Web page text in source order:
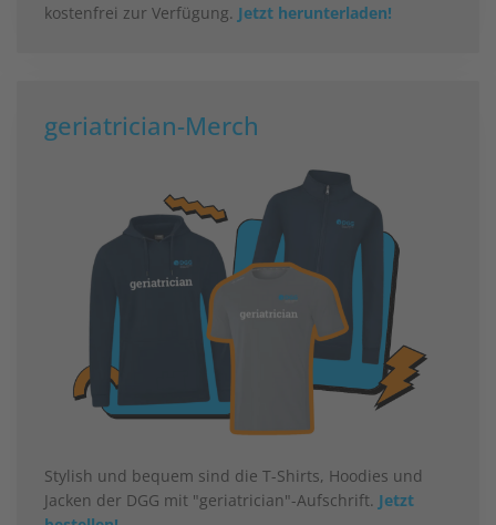
kostenfrei zur Verfügung. Jetzt herunterladen!
geriatrician-Merch
Stylish und bequem sind die T-Shirts, Hoodies und
Jacken der DGG mit "geriatrician"-Aufschrift. Jetzt